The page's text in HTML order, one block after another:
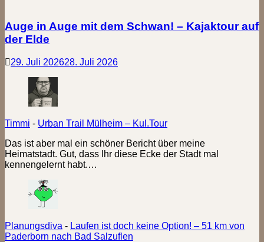
Auge in Auge mit dem Schwan! – Kajaktour auf
der Elde
29. Juli 202628. Juli 2026
Timmi - Urban Trail Mülheim – Kul.Tour
Das ist aber mal ein schöner Bericht über meine
Heimatstadt. Gut, dass Ihr diese Ecke der Stadt mal
kennengelernt habt.…
Planungsdiva - Laufen ist doch keine Option! – 51 km von
Paderborn nach Bad Salzuflen